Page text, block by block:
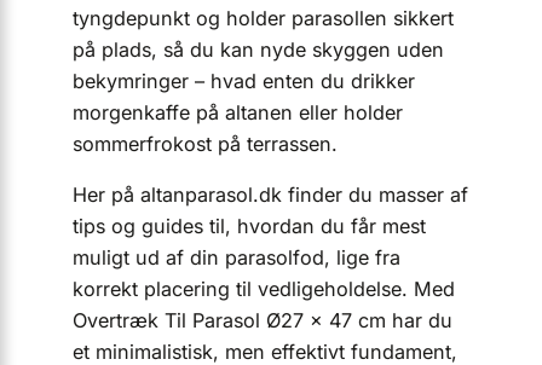
tyngdepunkt og holder parasollen sikkert
på plads, så du kan nyde skyggen uden
bekymringer – hvad enten du drikker
morgenkaffe på altanen eller holder
sommerfrokost på terrassen.
Her på altanparasol.dk finder du masser af
tips og guides til, hvordan du får mest
muligt ud af din parasolfod, lige fra
korrekt placering til vedligeholdelse. Med
Overtræk Til Parasol Ø27 × 47 cm har du
et minimalistisk, men effektivt fundament,